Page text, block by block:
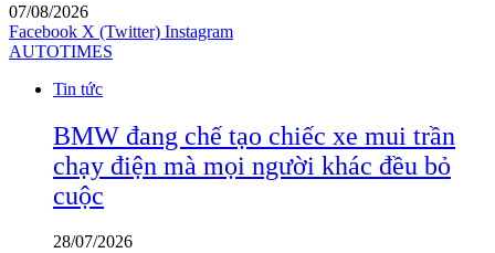
07/08/2026
Facebook X (Twitter) Instagram
AUTOTIMES
Tin tức
BMW đang chế tạo chiếc xe mui trần
chạy điện mà mọi người khác đều bỏ
cuộc
28/07/2026